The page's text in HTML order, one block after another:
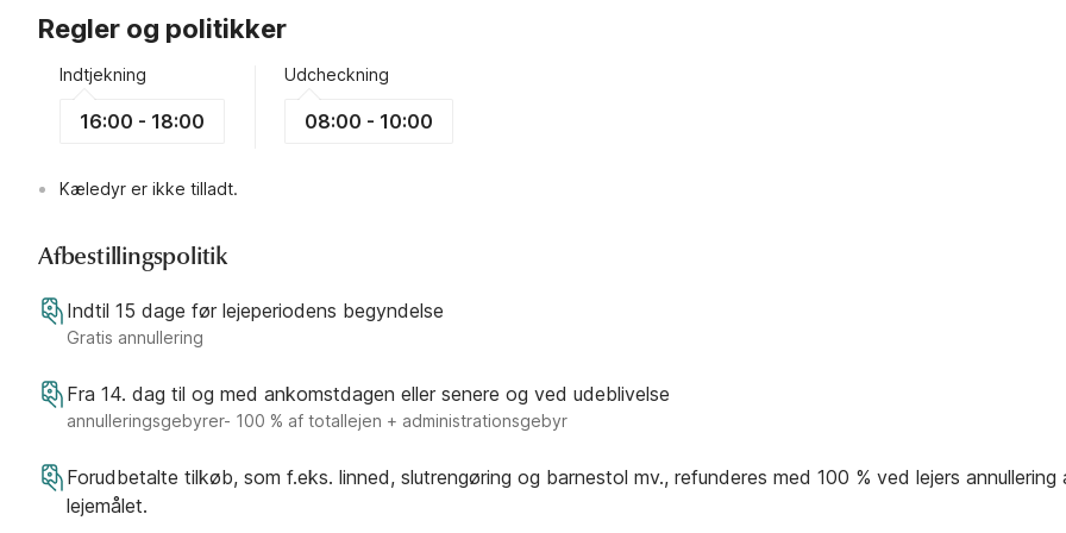
Regler og politikker
Indtjekning
16:00 - 18:00
Udcheckning
08:00 - 10:00
Kæledyr er ikke tilladt.
Afbestillingspolitik
Indtil 15 dage før lejeperiodens begyndelse
Gratis annullering
Fra 14. dag til og med ankomstdagen eller senere og ved udeblivelse
annulleringsgebyrer- 100 % af totallejen + administrationsgebyr
Forudbetalte tilkøb, som f.eks. linned, slutrengøring og barnestol mv., refunderes med 100 % ved lejers annullering
lejemålet.